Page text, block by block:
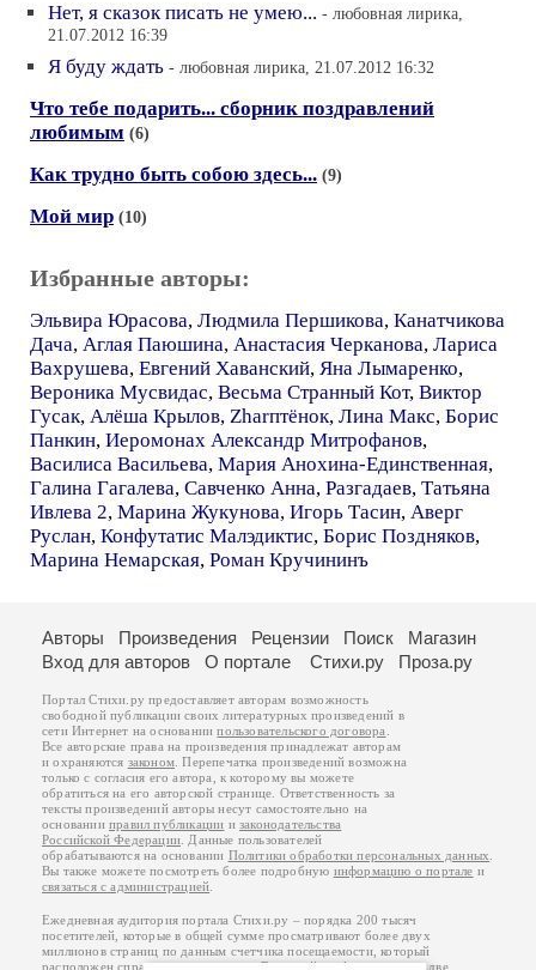
Нет, я сказок писать не умею... - любовная лирика,
21.07.2012 16:39
Я буду ждать - любовная лирика, 21.07.2012 16:32
Что тебе подарить... сборник поздравлений
любимым (6)
Как трудно быть собою здесь... (9)
Мой мир (10)
Избранные авторы:
Эльвира Юрасова, Людмила Першикова, Канатчикова
Дача, Аглая Паюшина, Анастасия Черканова, Лариса
Вахрушева, Евгений Хаванский, Яна Лымаренко,
Вероника Мусвидас, Весьма Странный Кот, Виктор
Гусак, Алёша Крылов, Zharптёнок, Лина Макс, Борис
Панкин, Иеромонах Александр Митрофанов,
Василиса Васильева, Мария Анохина-Единственная,
Галина Гагалева, Савченко Анна, Разгадаев, Татьяна
Ивлева 2, Марина Жукунова, Игорь Тасин, Аверг
Руслан, Конфутатис Малэдиктис, Борис Поздняков,
Марина Немарская, Роман Кручининъ
Авторы Произведения Рецензии Поиск
Магазин
Вход для авторов
О портале Стихи.ру Проза.ру
Портал Стихи.ру предоставляет авторам возможность
свободной публикации своих литературных произведений в
сети Интернет на основаниипользовательского договора
Все авторские права на произведения принадлежат авторам
и охраняются законом . Перепечатка произведений возможна
только с согласия его автора, к которому вы можете
обратиться на его авторской странице. Ответственность за
тексты произведений авторы несут самостоятельно на
основанииправил публикации изаконодательства
Российской Федерации . Данные пользователей
обрабатываются на основании Политики обработки персональных данных
Вы также можете посмотреть более подробную информацию о портале и
связаться с администрацией
Ежедневная аудитория портала Стихи.ру – порядка 200 тысяч
посетителей, которые в общей сумме просматривают более двух
миллионов страниц по данным счетчика посещаемости, который
расположен справа от этого текста. В каждой графе указано по две